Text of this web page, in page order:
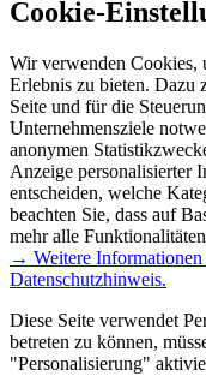
Cookie-
Wir verwenden Cookies,
Erlebnis zu bieten. Dazu
Seite und für die
Unternehmensziele
anonymen
Anzeige personalisierter
entscheiden, welche
beachten Sie, dass auf
mehr alle
→ Weitere Informationen
Datenschutzhinweis.
Diese Seite verwendet
betreten zu können,
"Personalisierung"